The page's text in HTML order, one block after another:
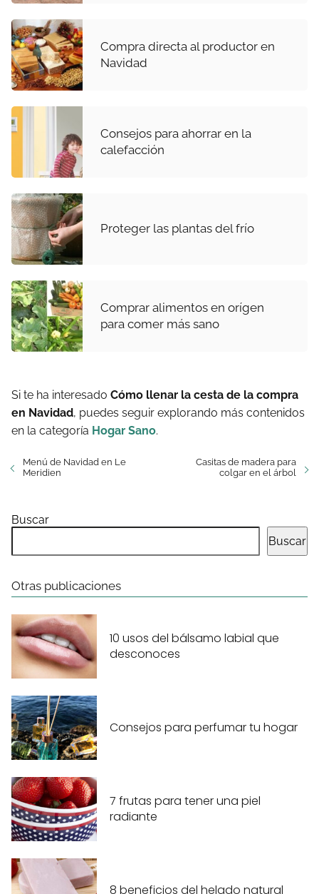
Compra directa al productor en
Navidad
Consejos para ahorrar en la
calefacción
Proteger las plantas del frío
Comprar alimentos en orígen
para comer más sano
Si te ha interesado Cómo llenar la cesta de la compra
en Navidad, puedes seguir explorando más contenidos
en la categoría Hogar Sano.
Menú de Navidad en Le
Meridien
Casitas de madera para
colgar en el árbol
Buscar
Buscar
Otras publicaciones
10 usos del bálsamo labial que
desconoces
Consejos para perfumar tu hogar
7 frutas para tener una piel
radiante
8 beneficios del helado natural